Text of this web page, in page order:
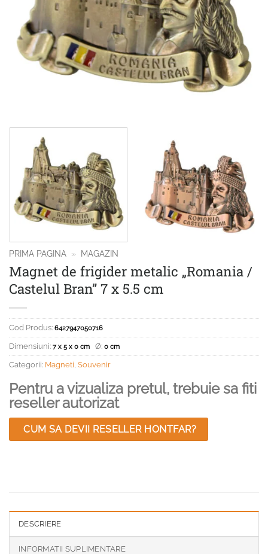
PRIMA PAGINA » MAGAZIN
Magnet de frigider metalic „Romania /
Castelul Bran” 7 x 5.5 cm
Cod Produs: 6427947050716
Dimensiuni: 7 x 5 x 0 cm Ø: 0 cm
Categorii: Magneti, Souvenir
Pentru a vizualiza pretul, trebuie sa fiti
reseller autorizat
CUM SA DEVII RESELLER HONTFAR?
DESCRIERE
INFORMATII SUPLIMENTARE